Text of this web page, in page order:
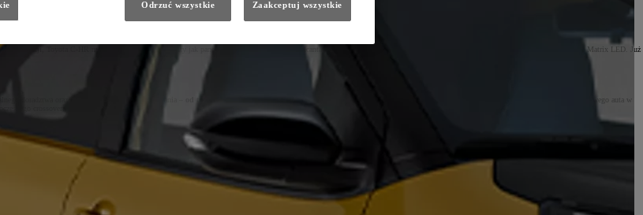
konfiguracji, Toyota C-HR może oferować takie elementy jak panoramiczny dach, tapicerka z alcantary, fotele regulowane elektrycznie, system parkowania z kamerami 360° czy światła Matrix LED. Już
doradztwa oraz dopasowanych form finansowania – od tradycyjnego leasingu po elastyczny program KINTO One
. Dostępna jest również możliwość pozostawienia dotychczasowego auta w
crossovera.
multimedia i rozbudowane systemy bezpieczeństwa sprawiają, że jest to jeden z najciekawszych modeli w swojej klasie. Wybierając Toyotę C-HR w salonie Carter Gdańsk, kierowca
Odrzuć wszystkie Zaakceptuj wszystkie